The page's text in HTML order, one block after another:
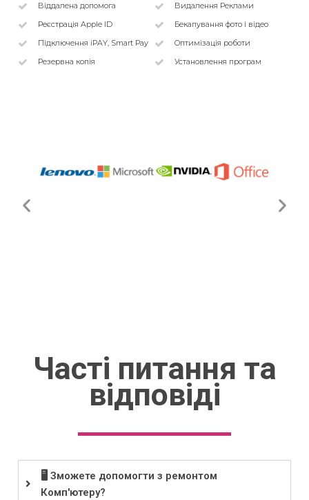
Віддалена допомога
Реєстрація Apple ID
Підключення iPAY, Smart Pay
Резервна копія
Видалення Реклами
Бекапування фото і відео
Оптимізація роботи
Установлення програм
Часті питання та
відповіді
🖥️ Зможете допомогти з ремонтом
Комп'ютеру?